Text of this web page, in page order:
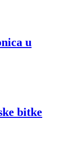
u
bitke